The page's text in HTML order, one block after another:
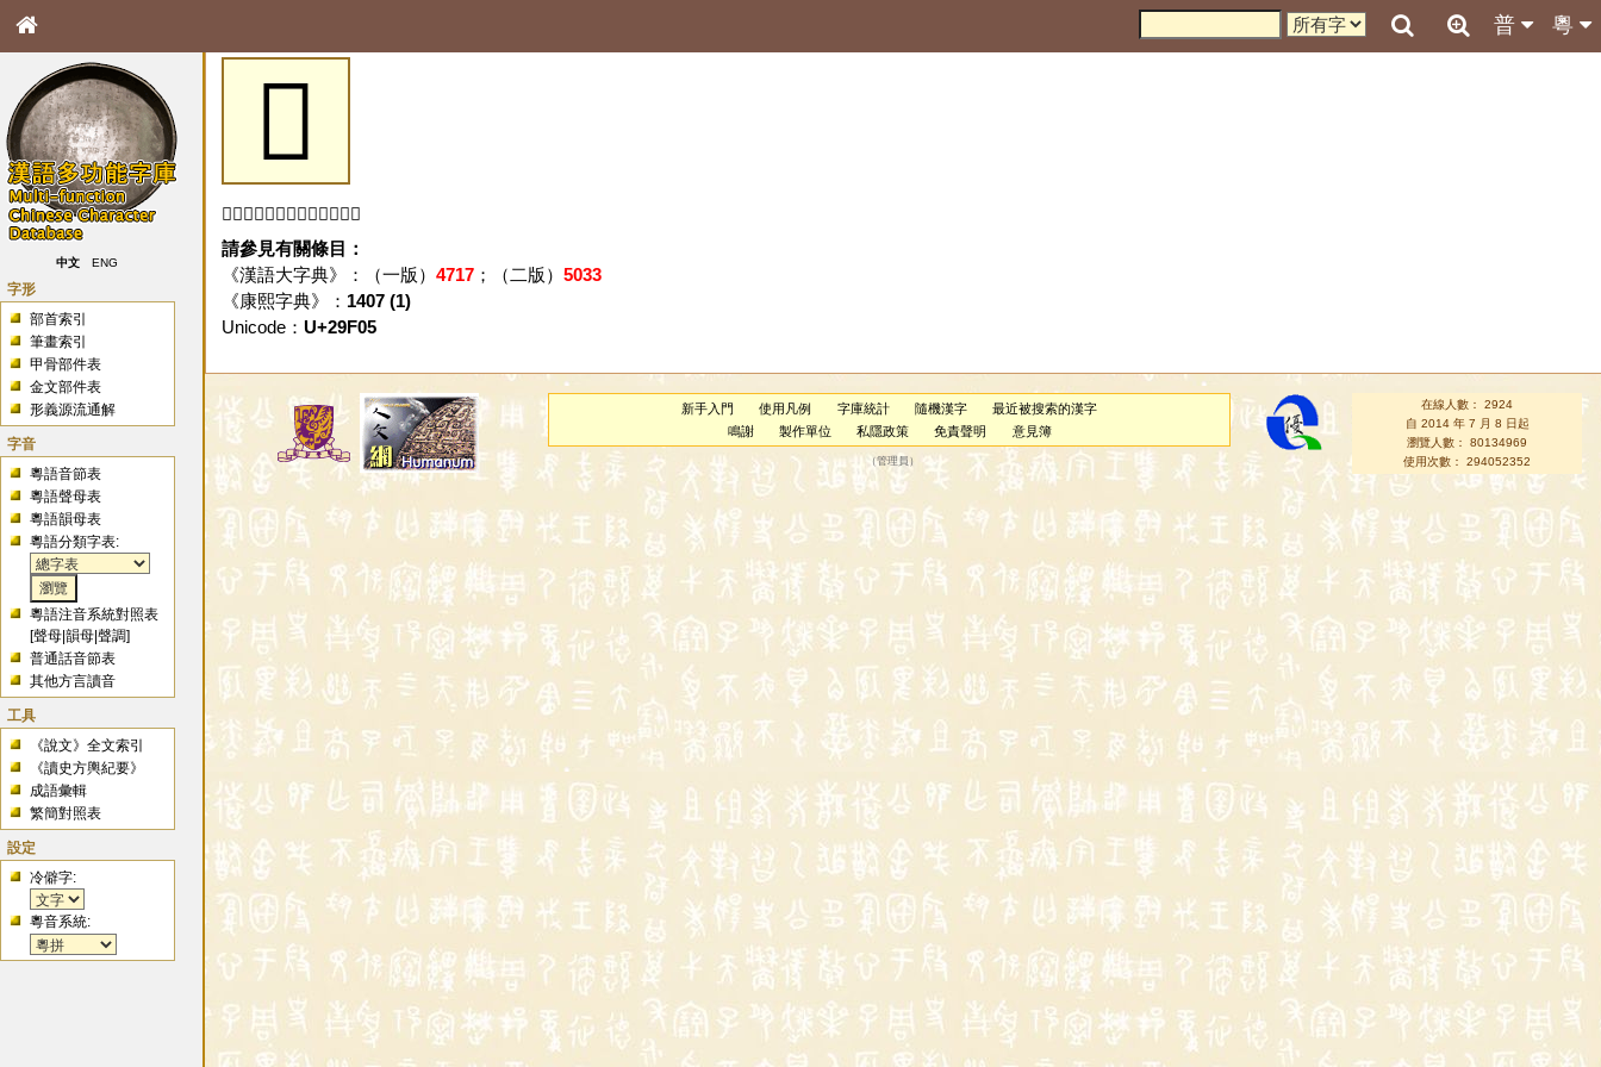
粵
普
中文 ENG
字形
部首索引
筆畫索引
甲骨部件表
金文部件表
形義源流通解
字音
粵語音節表
粵語聲母表
粵語韻母表
粵語分類字表:
粵語注音系統對照表
[聲母 |韻母 |聲調]
普通話音節表
其他方言讀音
工具
《說文》全文索引
《讀史方輿紀要》
成語彙輯
繁簡對照表
設定
冷僻字:
粵音系統:
𩼅
「𩼅」字未收錄於本資料庫。
請參見有關條目：
《漢語大字典》：（一版） 4717；（二版） 5033
《康熙字典》： 1407 (1)
Unicode： U+29F05
新手入門 使用凡例 字庫統計 隨機漢字
最近被搜索的漢字
鳴謝
製作單位 私隱政策 免責聲明 意見簿
（管理員 ）
在線人數： 2924
自 2014 年 7 月 8 日起
瀏覽人數： 80134969
使用次數： 294052352